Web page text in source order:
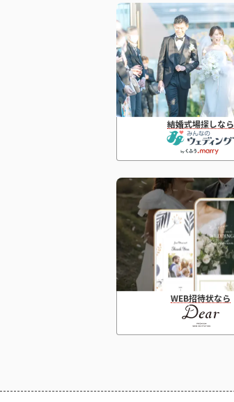
結婚式場探しなら
WEB招待状なら